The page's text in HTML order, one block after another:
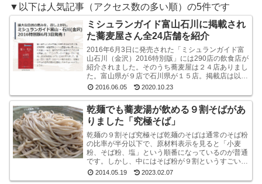
▼以下は人気記事（アクセス数の多い順）の5件です
ミシュランガイド富山石川に掲載され
た蕎麦屋さん全24店舗を紹介
2016年6月3日に発売された「ミシュランガイド富
山石川（金沢）2016特別版」には290店の飲食店が
紹介されました。そのうち蕎麦屋は２４店ありまし
た。富山県が９店で石川県が１５店。掲載店は以下
のとおりです。ミシュラン・ガイド富山石川（金
沢...
2016.06.05 2020.10.23
乾麺でも蕎麦湯が飲める９割そばがあ
りました「究極そば」
乾麺の９割そば究極そば乾麺のそばは通常のそば粉
の比率が半分以下で、原材料表示を見ると「小麦
粉、そば粉、塩」という順番になっているのが普通
です。しかし、中にはそば粉が９割というすごい乾
麺のそばもあるんですね。味も香りもなかなかよい
です山本食品...
2014.05.19 2023.02.07